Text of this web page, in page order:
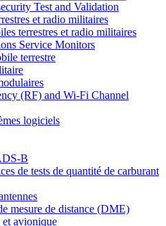
Test and Validation
et radio militaires
terrestres et radio militaires
Service Monitors
terrestre
(RF) and Wi-Fi Channel
logiciels
B
de tests de quantité de carburant
mesure de distance (DME)
avionique